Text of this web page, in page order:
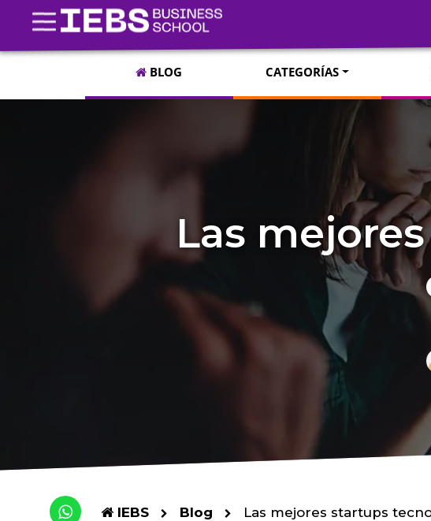
BLOG CATEGORÍAS
Las
IEBS Blog Las mejores startups